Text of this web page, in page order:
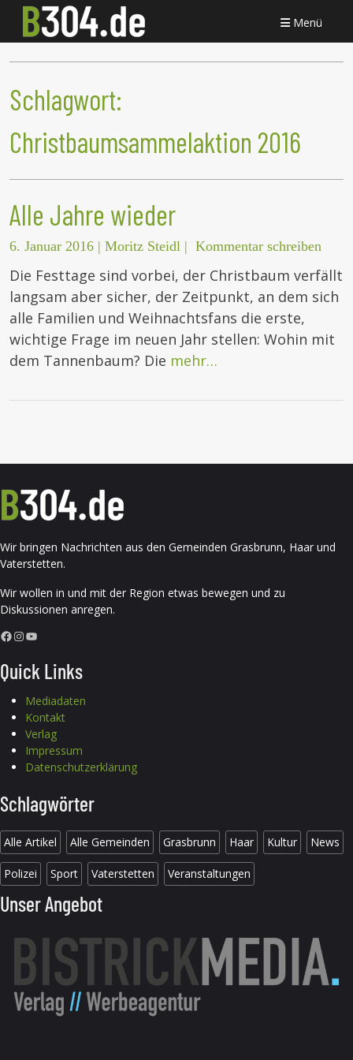
Menü
Schlagwort:
Christbaumsammelaktion 2016
Alle Jahre wieder
6. Januar 2016 | Moritz Steidl | Kommentar schreiben
Die Festtage sind vorbei, der Christbaum verfällt
langsam aber sicher, der Zeitpunkt, an dem sich
alle Familien und Weihnachtsfans die erste,
wichtige Frage im neuen Jahr stellen: Wohin mit
dem Tannenbaum? Die mehr…
Wir bringen Nachrichten aus den Gemeinden Grasbrunn, Haar und
Vaterstetten.
Wir wollen in und mit der Region etwas bewegen und zu
Diskussionen anregen.
Facebook InstagramYouTube
Quick Links
Mediadaten
Kontakt
Verlag
Impressum
Datenschutzerklärung
Schlagwörter
Alle Artikel Alle Gemeinden Grasbrunn Haar Kultur News
Polizei Sport Vaterstetten Veranstaltungen
Unser Angebot